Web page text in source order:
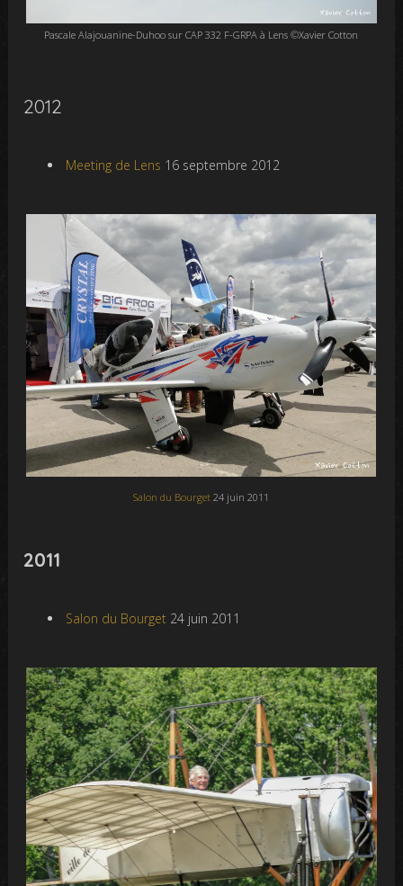
Pascale Alajouanine-Duhoo sur CAP 332 F-GRPA à Lens ©Xavier Cotton
2012
Meeting de Lens 16 septembre 2012
Salon du Bourget 24 juin 2011
2011
Salon du Bourget24 juin 2011